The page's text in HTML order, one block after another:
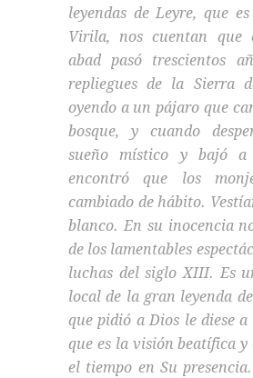
leyendas de Leyre, que
Virila, nos cuentan que
abad pasó trescientos
repliegues de la Sierra
oyendo a un pájaro que
bosque, y cuando
sueño místico y bajó a
encontró que los
cambiado de hábito.
blanco. En su inocencia
de los lamentables
luchas del siglo XIII. Es
local de la gran leyenda
que pidió a Dios le diese
que es la visión beatífica y
el tiempo en Su